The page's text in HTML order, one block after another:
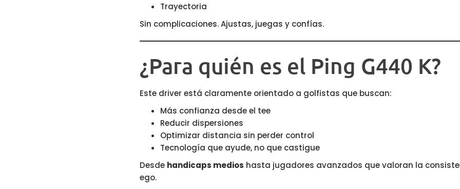
Trayectoria
Sin complicaciones. Ajustas, juegas y confías.
¿Para quién es el Ping G440 K?
Este driver está claramente orientado a golfistas que buscan:
Más confianza desde el tee
Reducir dispersiones
Optimizar distancia sin perder control
Tecnología que ayude, no que castigue
Desde handicaps medios hasta jugadores avanzados que valoran la
ego.